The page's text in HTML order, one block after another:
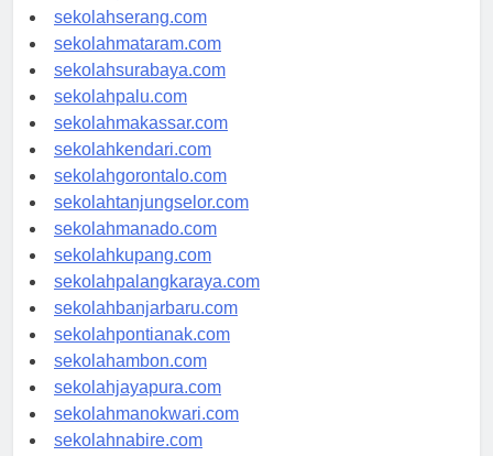
sekolahpekanbaru.com
sekolahserang.com
sekolahmataram.com
sekolahsurabaya.com
sekolahpalu.com
sekolahmakassar.com
sekolahkendari.com
sekolahgorontalo.com
sekolahtanjungselor.com
sekolahmanado.com
sekolahkupang.com
sekolahpalangkaraya.com
sekolahbanjarbaru.com
sekolahpontianak.com
sekolahambon.com
sekolahjayapura.com
sekolahmanokwari.com